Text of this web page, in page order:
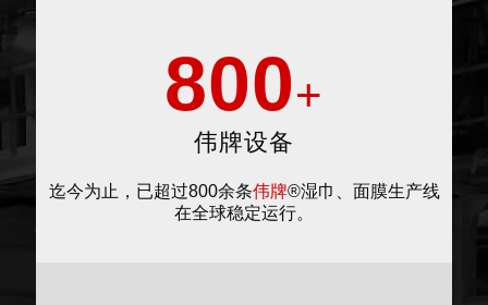
800+
伟牌设备
迄今为止，已超过800余条伟牌®湿巾、面膜生产线
在全球稳定运行。